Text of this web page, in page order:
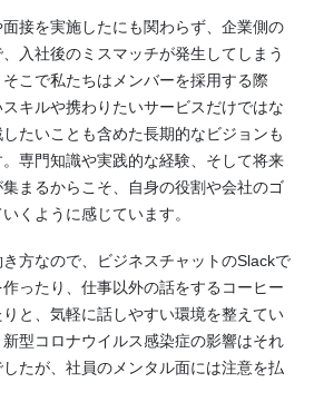
接を実施したにも関わらず、企業側の
入社後のミスマッチが発生してしまう
こで私たちはメンバーを採用する際
キルや携わりたいサービスだけではな
たいことも含めた長期的なビジョンも
専門知識や実践的な経験、そして将来
まるからこそ、自身の役割や会社のゴ
くように感じています。
方なので、ビジネスチャットのSlackで
ったり、仕事以外の話をするコーヒー
と、気軽に話しやすい環境を整えてい
型コロナウイルス感染症の影響はそれ
たが、社員のメンタル面には注意を払